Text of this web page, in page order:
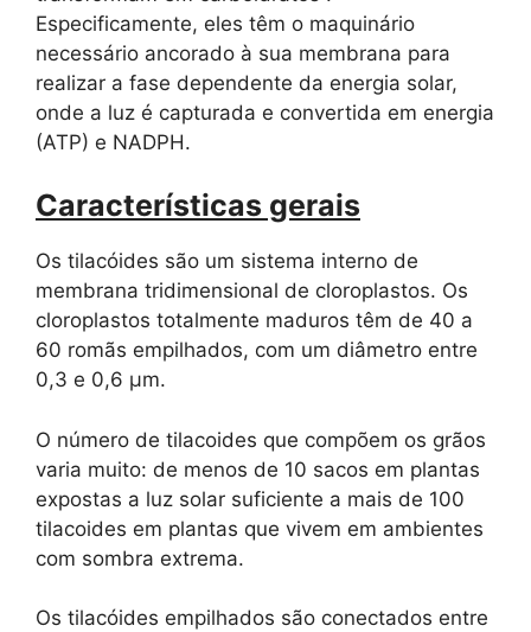
Especificamente, eles têm o maquinário
necessário ancorado à sua membrana para
realizar a fase dependente da energia solar,
onde a luz é capturada e convertida em energia
(ATP) e NADPH.
Características gerais
Os tilacóides são um sistema interno de
membrana tridimensional de cloroplastos. Os
cloroplastos totalmente maduros têm de 40 a
60 romãs empilhados, com um diâmetro entre
0,3 e 0,6 µm.
O número de tilacoides que compõem os grãos
varia muito: de menos de 10 sacos em plantas
expostas a luz solar suficiente a mais de 100
tilacoides em plantas que vivem em ambientes
com sombra extrema.
Os tilacóides empilhados são conectados entre